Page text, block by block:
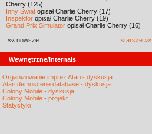
Cherry (125)
Inny Świat opisał Charlie Cherry (17)
Inspektor opisał Charlie Cherry (19)
Grand Prix Simulator opisał Charlie Cherry (16)
«« nowsze starsze »»
Wewnętrzne/Internals
Organizowanie imprez Atari - dyskusja
Atari demoscene database - dyskusja
Colony Mobile - dyskusja
Colony Mobile - projekt
Statystyki